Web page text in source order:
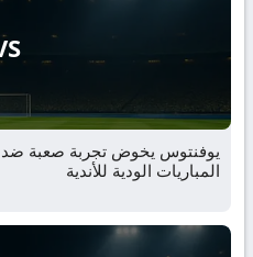
يوفنتوس يخوض تجربة صعبة ضد
المباريات الودية للأندية